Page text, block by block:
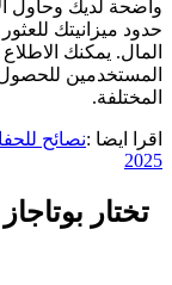
واضحة لديك وحاول
حدود ميزانيتك
المال. يمكنك
المستخدمين
المختلفة.
اقرا ايضا :نصائح
2025
تختار بوتاجاز